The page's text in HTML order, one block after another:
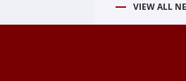
VIEW ALL